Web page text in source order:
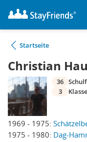
Startseite
Christian
1969 - 1975:
1975 - 1980: Dag-
36
3